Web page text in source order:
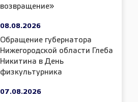
возвращение»
08.08.2026
Обращение губернатора
Нижегородской области Глеба
Никитина в День
физкультурника
07.08.2026